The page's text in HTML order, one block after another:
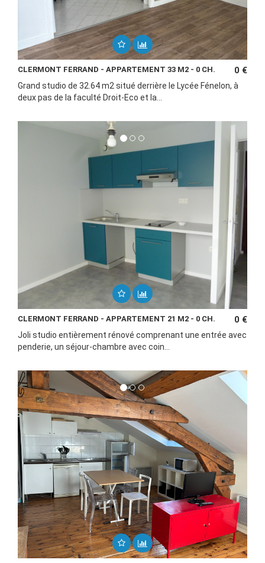
CLERMONT FERRAND - APPARTEMENT 33 M2 - 0 CH. 0 €
Grand studio de 32.64 m2 situé derrière le Lycée Fénelon, à
deux pas de la faculté Droit-Eco et la...
CLERMONT FERRAND - APPARTEMENT 21 M2 - 0 CH. 0 €
Joli studio entièrement rénové comprenant une entrée avec
penderie, un séjour-chambre avec coin...